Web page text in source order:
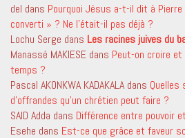
del dans Pourquoi Jésus a-t-il dit à
converti » ? Ne l’était-il pas déjà ?
Lochu Serge dans Les racines juives du
Manassé MAKIESE dans Peut-on croire et
temps ?
Pascal AKONKWA KADAKALA dans
d’offrandes qu’un chrétien peut faire ?
SAID Adda dans Différence entre pouvoir
Esehe dans Est-ce que grâce et faveur